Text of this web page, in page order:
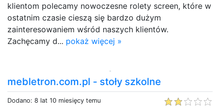
klientom polecamy nowoczesne rolety screen, które w
ostatnim czasie cieszą się bardzo dużym
zainteresowaniem wśród naszych klientów.
Zachęcamy d... pokaż więcej »
mebletron.com.pl - stoły szkolne
Dodano: 8 lat 10 miesięcy temu